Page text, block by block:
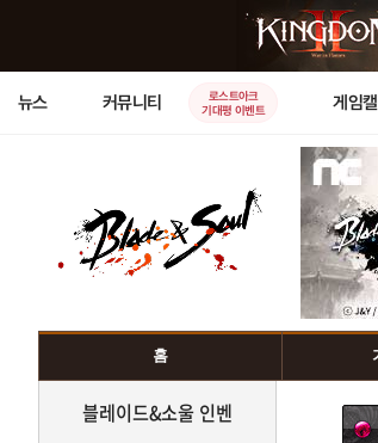
뉴스 커뮤니티
로스트아크
기대평 이벤트
게임
홈
블레이드&소울 인벤